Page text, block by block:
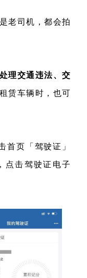
老司机，都会拍
理交通违法、交
赁车辆时，也可
首页「驾驶证」
点击驾驶证电子